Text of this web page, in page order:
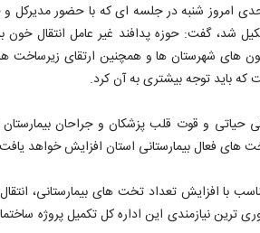
امروز شنبه در جلسه ای که با حضور مدیرکل
شد، گفت: حوزه پدافند غیر عامل انتقال خون
های شهرستان ها و همچنین ارتقای زیرساخت
باید توجه بیشتری به آن کرد.
حیاتی و قوت قلب پزشکان و جراحان
های فعال بیمارستانی استان افزایش خواهد
با افزایش تعداد تخت های بیمارستانی،
ترین نیازمندی این اداره کل تکمیل پروژه